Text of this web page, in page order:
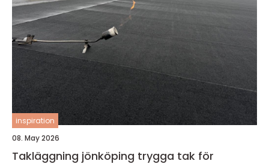
inspiration
08. May 2026
Takläggning jönköping trygga tak för